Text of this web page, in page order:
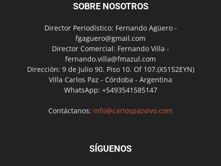
SOBRE NOSOTROS
Director Periodístico: Fernando Agüero -
fgaguero@gmail.com
Director Comercial: Fernando Villa -
fernando.villa@fmazul.com
Dirección: 9 de Julio 90. Piso 10. Of 107.(X5152EYN)
Villa Carlos Paz - Córdoba - Argentina
WhatsApp: +5493541585147
Contáctanos: info@carlospazvivo.com
SÍGUENOS